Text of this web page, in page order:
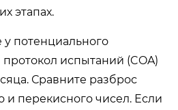
этапах.
потенциального
испытаний (COA)
Сравните разброс
и перекисного чисел. Если